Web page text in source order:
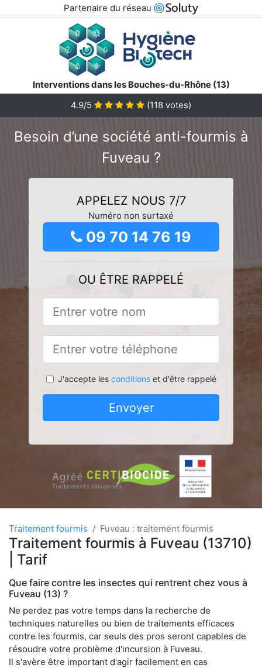
Partenaire du réseau
Interventions dans les Bouches-du-Rhône (13)
4.9/5
(118 votes)
Besoin d’une société anti-fourmis à
Fuveau ?
APPELEZ NOUS 7/7
Numéro non surtaxé
09 70 14 76 19
OU ÊTRE RAPPELÉ
J'accepte les conditionset d'être rappelé
Envoyer
Traitement fourmis Fuveau : traitement fourmis
Traitement fourmis à Fuveau (13710)
| Tarif
Que faire contre les insectes qui rentrent chez vous à
Fuveau (13) ?
Ne perdez pas votre temps dans la recherche de
techniques naturelles ou bien de traitements efficaces
contre les fourmis, car seuls des pros seront capables de
résoudre votre problème d'incursion à Fuveau.
Il s'avère être important d'agir facilement en cas